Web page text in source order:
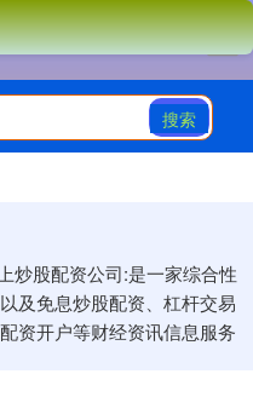
搜索
炒股配资公司:是一家综合性
及免息炒股配资、杠杆交易
资开户等财经资讯信息服务